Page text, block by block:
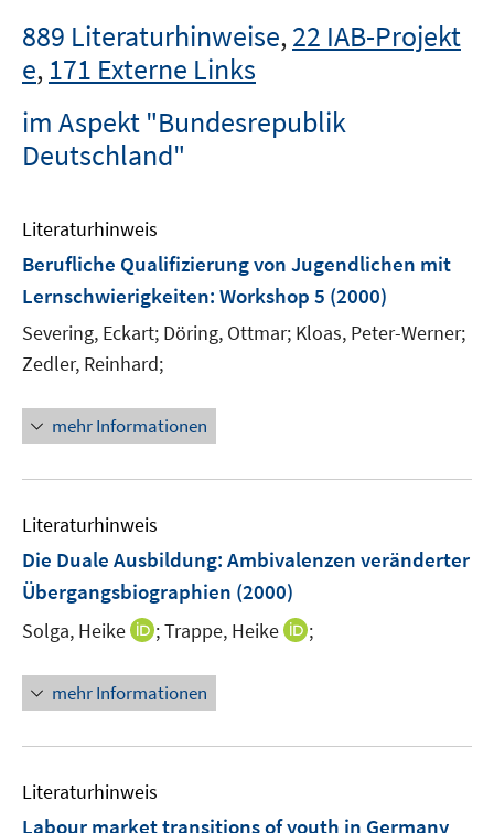
889 Literaturhinweise,22 IAB-Projekt
e, 171 Externe Links
im Aspekt "Bundesrepublik
Deutschland"
Literaturhinweis
Berufliche Qualifizierung von Jugendlichen mit
Lernschwierigkeiten: Workshop 5 (2000)
Severing, Eckart; Döring, Ottmar; Kloas, Peter-Werner;
Zedler, Reinhard;
mehr Informationen
Literaturhinweis
Die Duale Ausbildung: Ambivalenzen veränderter
Übergangsbiographien (2000)
Solga, Heike
I
n
e
m
;Trappe, Heike
I;
mehr Informationen
Literaturhinweis
Labour market transitions of youth in Germany